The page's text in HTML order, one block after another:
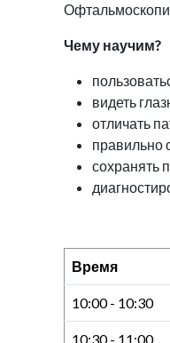
Чему научим?
видеть
отличать
правильно
сохранять
Время
10:00 - 10:30
10:30 - 11:00